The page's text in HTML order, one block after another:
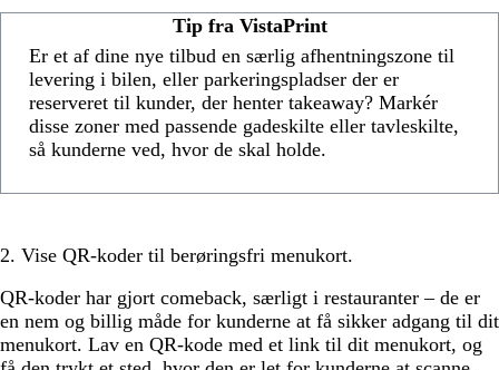
Tip fra VistaPrint
Er et af dine nye tilbud en særlig afhentningszone til
levering i bilen, eller parkeringspladser der er
reserveret til kunder, der henter takeaway? Markér
disse zoner med passende gadeskilte eller tavleskilte,
så kunderne ved, hvor de skal holde.
2. Vise QR-koder til berøringsfri menukort.
QR-koder har gjort comeback, særligt i restauranter – de er
en nem og billig måde for kunderne at få sikker adgang til dit
menukort. Lav en QR-kode med et link til dit menukort, og